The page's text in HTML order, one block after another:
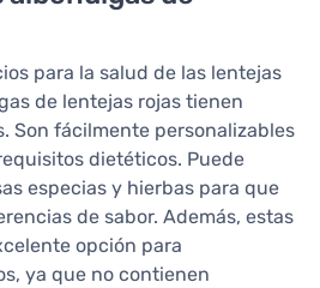
para la salud de las lentejas
de lentejas rojas tienen
Son fácilmente personalizables
dietéticos. Puede
especias y hierbas para que
de sabor. Además, estas
opción para
ya que no contienen